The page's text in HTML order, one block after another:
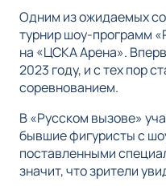
Одним из ожидаемых
турнир шоу-программ
на «ЦСКА Арена».
2023 году, и с тех пор
соревнованием.
В «Русском вызове»
бывшие фигуристы с
поставленными
значит, что зрители